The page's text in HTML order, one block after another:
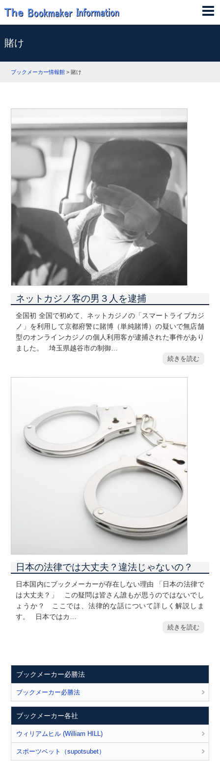
賭け
ブックメーカー情報館 >賭け
ネットカジノ客の男３人を逮捕
全国初 全国で初めて、ネットカジノの「スマートライブカジ
ノ」を利用して京都府警に賭博（単純賭博）の疑いで無店舗
型のオンラインカジノの個人利用客が逮捕された事件があり
ました。 埼玉県越谷市の制御…
続きを読む
日本の法律では大丈夫？違法じゃないの？
日本国内にブックメーカーが存在しない理由 「日本の法律で
は大丈夫？」 この疑問は皆さん誰もが思うのではないでし
ょうか？ ここでは、法律的な話について詳しく解説しま
す。 日本ではカ…
続きを読む
ブックメーカー必勝法
ブックメーカー必勝法
ブックメーカー各社
ウィリアムヒル (William HILL)
スポーツベット（supotsubet）